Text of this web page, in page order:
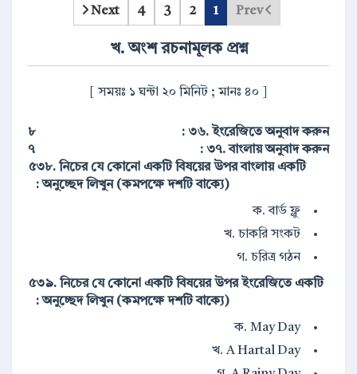
Prev
1
2
3
4
Next
খ. অংশ রচনামূলক প্রশ্ন
৩৬. ইংরেজিতে অনুবাদ করুন :
৮
৩৭. বাংলায় অনুবাদ করুন :
৭
৩৮. নিচের যে কোনো একটি বিষয়ের উপর বাংলায় একটি
অনুচ্ছেদ লিখুন (কমপক্ষে দশটি বাক্যে) :
৫
ক. বার্ড ফ্লু
খ. চাকরি সংকট
গ. চরিত্র গঠন
৩৯. নিচের যে কোনো একটি বিষয়ের উপর ইংরেজিতে একটি
অনুচ্ছেদ লিখুন (কমপক্ষে দশটি বাক্যে) :
৫
ক. May Day
খ. A Hartal Day